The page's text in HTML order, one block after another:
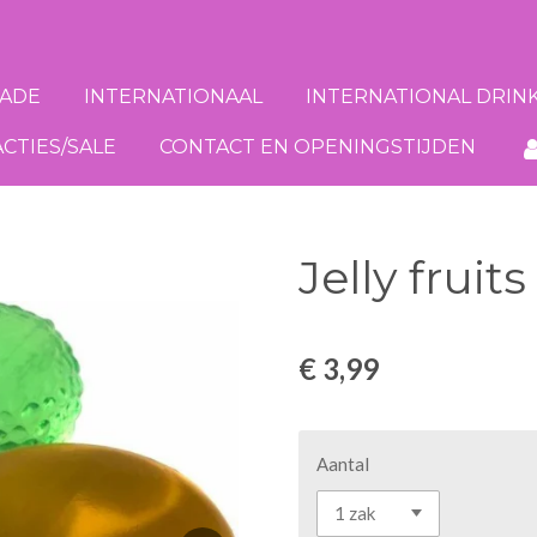
INTERNATIONAAL INTERNATIONAL
SALE CONTACT EN OPENINGSTIJDEN
Jelly fruits
€ 3,99
Aantal